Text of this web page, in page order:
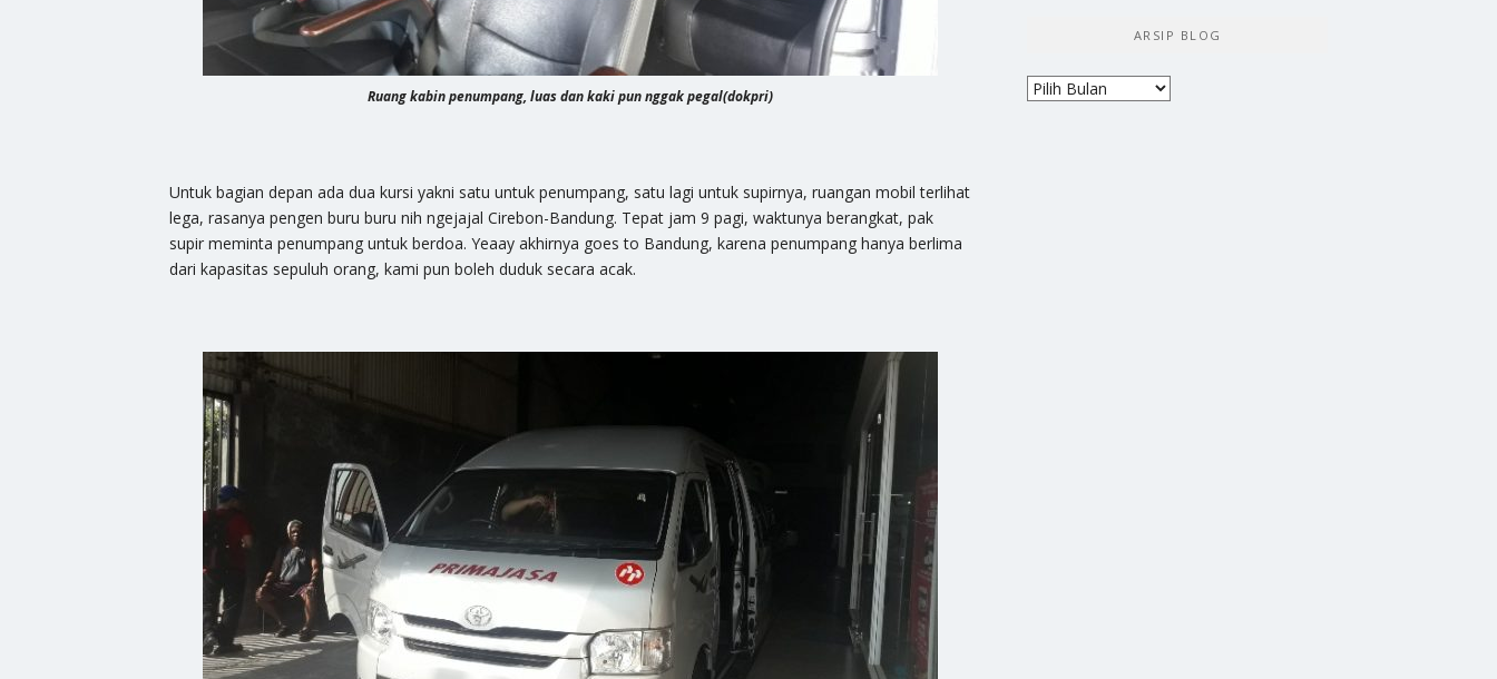
Ruang kabin penumpang, luas dan kaki pun nggak pegal(dokpri)
Untuk bagian depan ada dua kursi yakni satu untuk penumpang, satu lagi untuk supirnya, ruangan mobil terlihat
lega, rasanya pengen buru buru nih ngejajal Cirebon-Bandung. Tepat jam 9 pagi, waktunya berangkat, pak
supir meminta penumpang untuk berdoa. Yeaay akhirnya goes to Bandung, karena penumpang hanya berlima
dari kapasitas sepuluh orang, kami pun boleh duduk secara acak.
ARSIP BLOG
Arsip